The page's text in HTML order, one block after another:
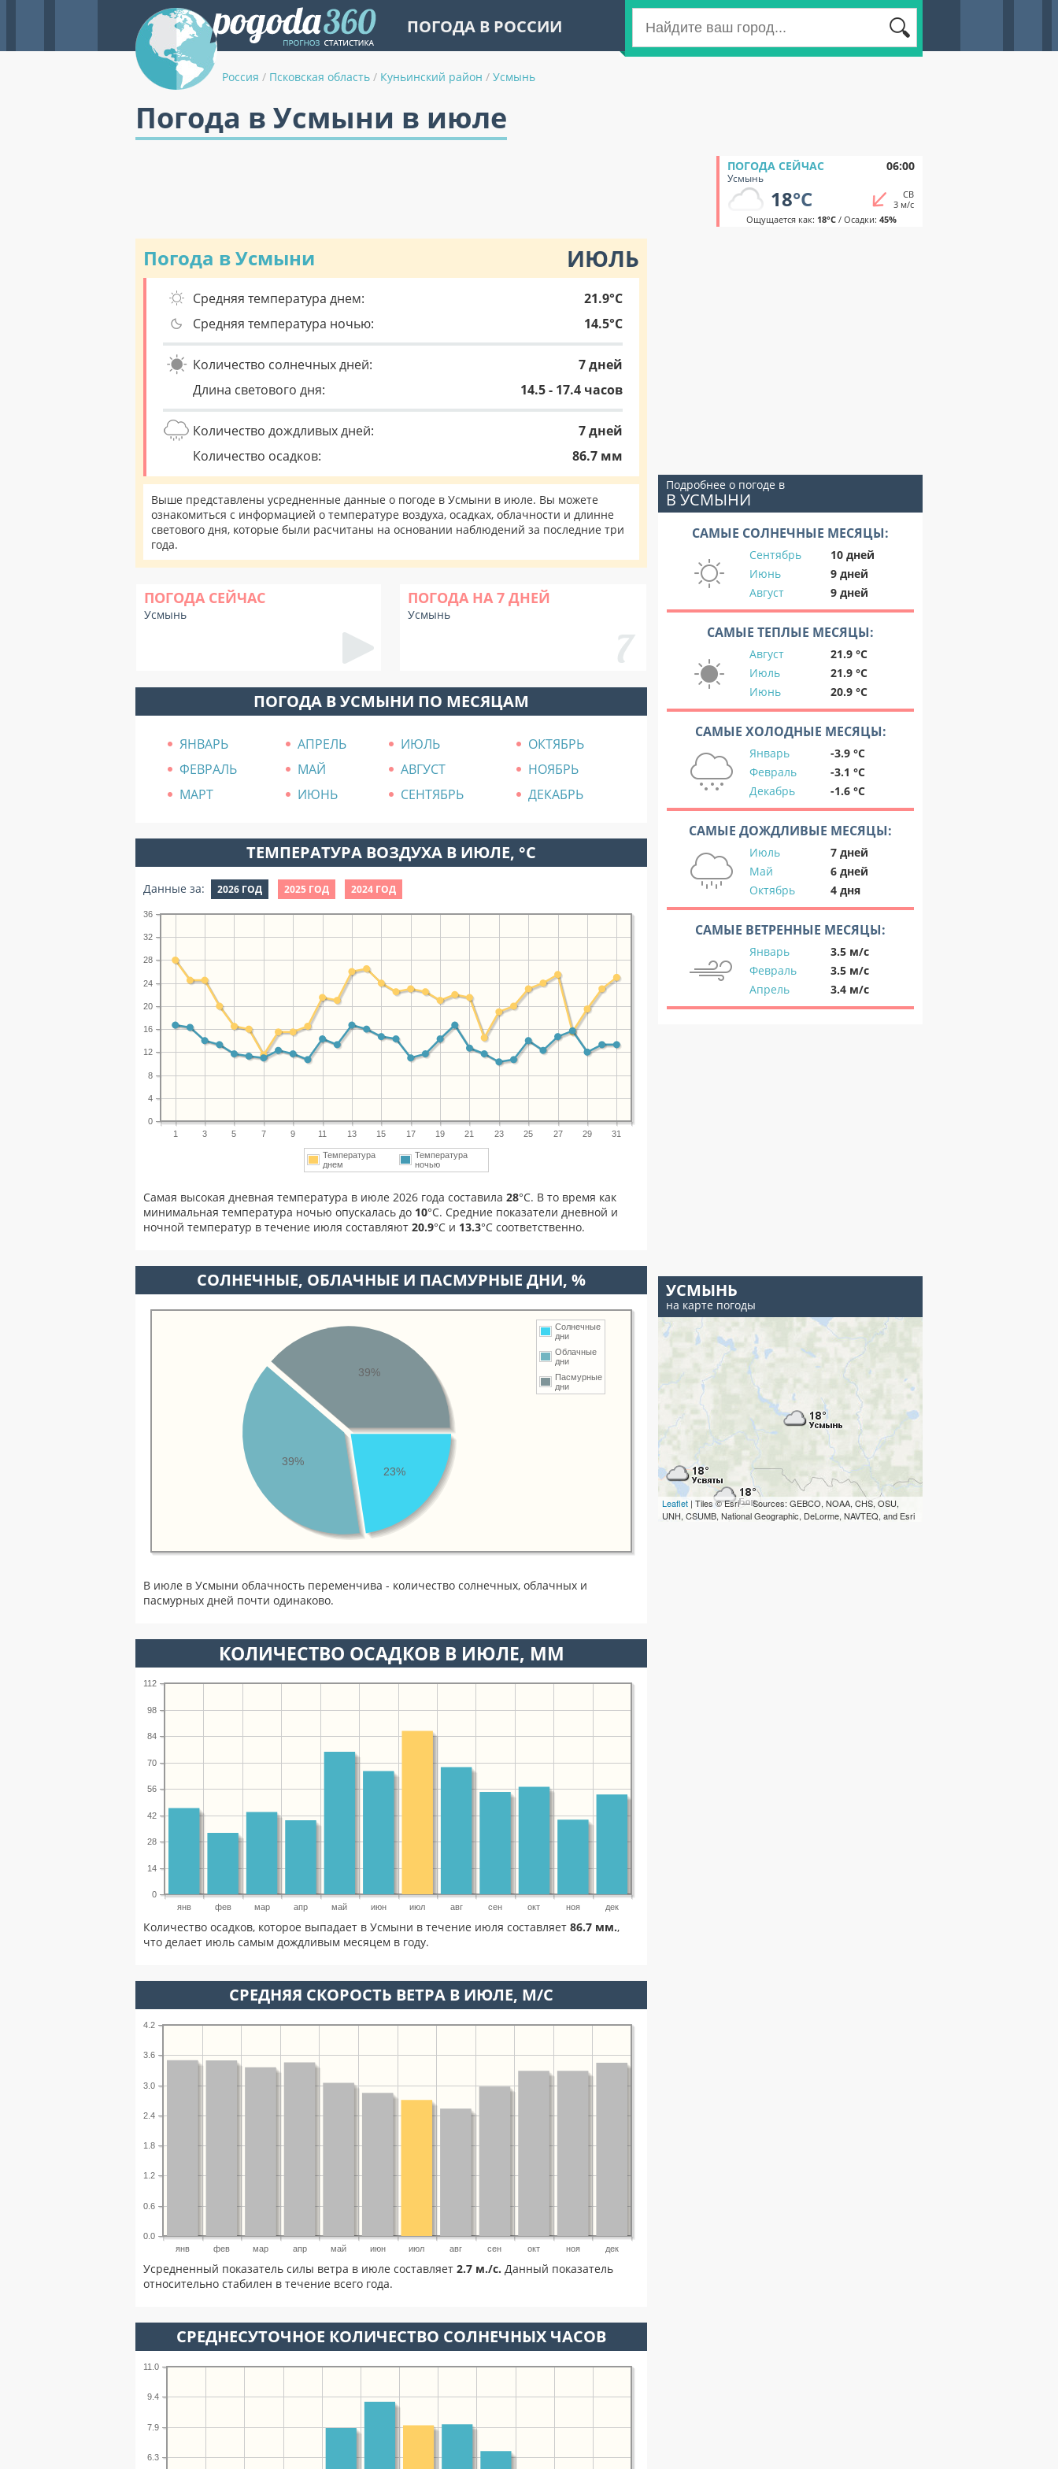
ПОГОДА В РОССИИ
Россия / Псковская область / Куньинский район / Усмынь
Погода в Усмыни в июле
ПОГОДА СЕЙЧАС 06:00
Усмынь
18°C
СВ
3 м/с
Ощущается как: 18°C/ Осадки: 45%
Погода в Усмыни ИЮЛЬ
Средняя температура днем:
21.9°C
Средняя температура ночью:
14.5°C
Количество солнечных дней:
7 дней
Длина светового дня:
14.5 - 17.4 часов
Количество дождливых дней:
7 дней
Количество осадков:
86.7 мм
Выше представлены усредненные данные о погоде в Усмыни в июле. Вы можете
ознакомиться с информацией о температуре воздуха, осадках, облачности и длинне
светового дня, которые были расчитаны на основании наблюдений за последние три
года.
ПОГОДА СЕЙЧАС
Усмынь
ПОГОДА НА 7 ДНЕЙ
Усмынь
ПОГОДА В УСМЫНИ ПО МЕСЯЦАМ
ЯНВАРЬ АПРЕЛЬ ИЮЛЬ
ОКТЯБРЬ
ФЕВРАЛЬ
МАЙ АВГУСТ
НОЯБРЬ
МАРТ
ИЮНЬ СЕНТЯБРЬ ДЕКАБРЬ
ТЕМПЕРАТУРА ВОЗДУХА В ИЮЛЕ, °C
Данные за: 2026 ГОД 2025 ГОД 2024 ГОД
1 3 5 7 9 11 13 15 17 19 21 23 25 27 29 31
0
4
8
12
16
20
24
28
32
36
Температура
днем
Температура
ночью
Самая высокая дневная температура в июле 2026 года составила 28°С. В то время как
минимальная температура ночью опускалась до 10°C. Средние показатели дневной и
ночной температур в течение июля составляют 20.9°С и 13.3°С соответственно.
CОЛНЕЧНЫЕ, ОБЛАЧНЫЕ И ПАСМУРНЫЕ ДНИ, %
Солнечные
дни
Облачные
дни
Пасмурные
дни
23%
39%
39%
В июле в Усмыни облачность переменчива - количество солнечных, облачных и
пасмурных дней почти одинаково.
КОЛИЧЕСТВО ОСАДКОВ В ИЮЛЕ, ММ
янв фев мар апр май июн июл авг сен окт ноя дек
0
14
28
42
56
70
84
98
112
Количество осадков, которое выпадает в Усмыни в течение июля составляет 86.7 мм.,
что делает июль самым дождливым месяцем в году.
СРЕДНЯЯ СКОРОСТЬ ВЕТРА В ИЮЛЕ, М/С
янв фев мар апр май июн июл авг сен окт ноя дек
0.0
0.6
1.2
1.8
2.4
3.0
3.6
4.2
Усредненный показатель силы ветра в июле составляет 2.7 м./с. Данный показатель
относительно стабилен в течение всего года.
СРЕДНЕСУТОЧНОЕ КОЛИЧЕСТВО СОЛНЕЧНЫХ ЧАСОВ
6.3
7.9
9.4
11.0
Подробнее о погоде в
В УСМЫНИ
САМЫЕ СОЛНЕЧНЫЕ МЕСЯЦЫ:
Сентябрь
10 дней
Июнь
9 дней
Август
9 дней
САМЫЕ ТЕПЛЫЕ МЕСЯЦЫ:
Август
21.9 °C
Июль
21.9 °C
Июнь
20.9 °C
САМЫЕ ХОЛОДНЫЕ МЕСЯЦЫ:
Январь
-3.9 °C
Февраль
-3.1 °C
Декабрь
-1.6 °C
САМЫЕ ДОЖДЛИВЫЕ МЕСЯЦЫ:
Июль
7 дней
Май
6 дней
Октябрь
4 дня
САМЫЕ ВЕТРЕННЫЕ МЕСЯЦЫ:
Январь
3.5 м/с
Февраль
3.5 м/с
Апрель
3.4 м/с
УСМЫНЬ
на карте погоды
Leaflet | Tiles © Esri — Sources: GEBCO, NOAA, CHS, OSU,
UNH, CSUMB, National Geographic, DeLorme, NAVTEQ, and Esri